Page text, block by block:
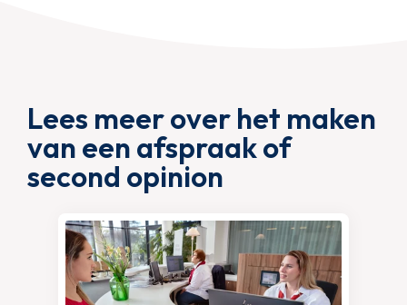
Lees meer over het maken
van een afspraak of
second opinion